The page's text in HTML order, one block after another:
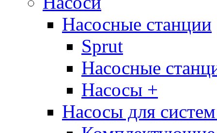
Насосные станции
Sprut
Насосные
Насосы +
Насосы для